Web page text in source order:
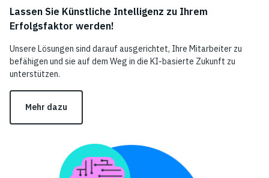
Lassen Sie Künstliche Intelligenz zu Ihrem
Erfolgsfaktor werden!
Unsere Lösungen sind darauf ausgerichtet, Ihre Mitarbeiter zu
befähigen und sie auf dem Weg in die KI-basierte Zukunft zu
unterstützen.
Mehr dazu